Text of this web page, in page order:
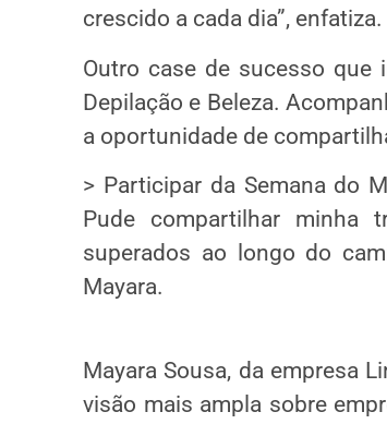
crescido a cada dia”, enfatiza.
Outro case de sucesso que
Depilação e Beleza.
a oportunidade de
> Participar da Semana do
Pude compartilhar minha
superados ao longo do
Mayara.
Mayara Sousa, da empresa
visão mais ampla sobre